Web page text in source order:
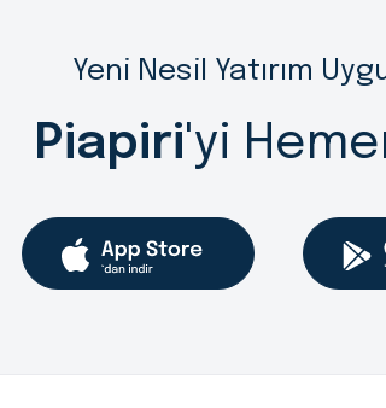
Yeni Nesil Yatırım
Piapiri'yi